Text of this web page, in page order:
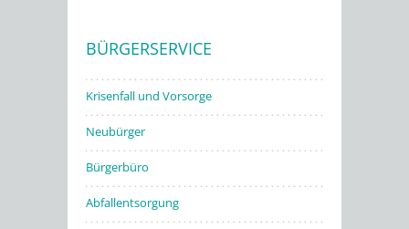
BÜRGERSERVICE
Krisenfall und Vorsorge
Neubürger
Bürgerbüro
Abfallentsorgung